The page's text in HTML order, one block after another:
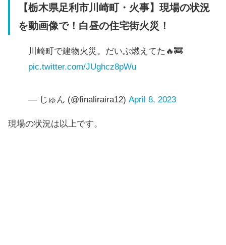
【栃木県足利市川崎町・火事】現場の状況
を動画像で！白昼の住宅街火災！
川崎町で建物火災。だいぶ燃えてた🔥🚒
pic.twitter.com/JUghcz8pWu
— じゅん (@finaliraira12) April 8, 2023
現場の状況は以上です。